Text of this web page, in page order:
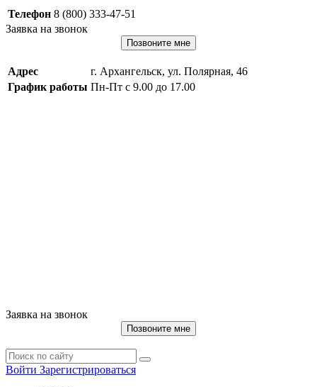
Телефон 8 (800) 333-47-51
Заявка на звонок
Позвоните мне
Адрес
г. Архангельск, ул. Полярная, 46
График работы Пн-Пт с 9.00 до 17.00
Заявка на звонок
Позвоните мне
Войти Зарегистрироваться